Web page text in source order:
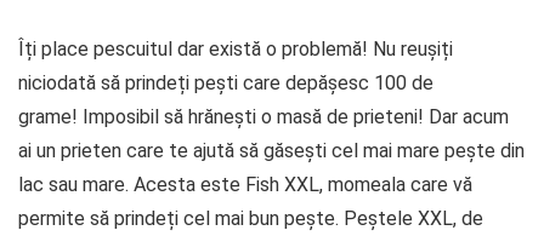
Îți place pescuitul dar există o problemă! Nu reușiți
niciodată să prindeți pești care depășesc 100 de
grame! Imposibil să hrănești o masă de prieteni! Dar acum
ai un prieten care te ajută să găsești cel mai mare pește din
lac sau mare. Acesta este Fish XXL, momeala care vă
permite să prindeți cel mai bun pește. Peștele XXL, de